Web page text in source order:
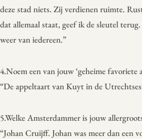
deze stad niets. Zij verdienen ruimte.
dat allemaal staat, geef ik de sleutel
weer van iedereen.”
4.Noem een van jouw ‘geheime favoriete
“De appeltaart van Kuyt in de
5.Welke Amsterdammer is jouw
“Johan Cruijff. Johan was meer dan een